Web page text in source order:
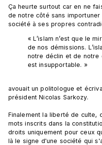
Ça heurte surtout car en ne
de notre côté sans
« L’islam n’est que le
de nos démissions. L’
notre déclin et de notre
est insupportable. »
avouait un politologue et
président Nicolas Sarkozy.
Finalement la liberté de culte,
mots inscrits dans la
droits uniquement pour ceux
là le signe d'une société qui